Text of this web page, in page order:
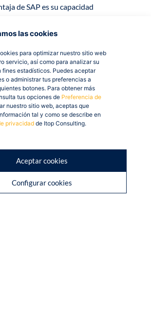
las cookies
para optimizar nuestro sitio web
servicio, así como para analizar su
fines estadísticos. Puedes aceptar
o administrar tus preferencias a
botones. Para obtener más
tus opciones de Preferencia de
nuestro sitio web, aceptas que
tal y como se describe en
privacidad de Itop Consulting.
Aceptar cookies
Configurar cookies
de SAP es su capacidad
seguir el ritmo de la innovación.
y los servicios basados en la nube
facilitan que este tipo de
controlar sus costos de manera más
cómo SAP Business One ayuda a las
vídeo te lo mostramos:
en «Estoy de acuerdo» para activar
Política de cookies